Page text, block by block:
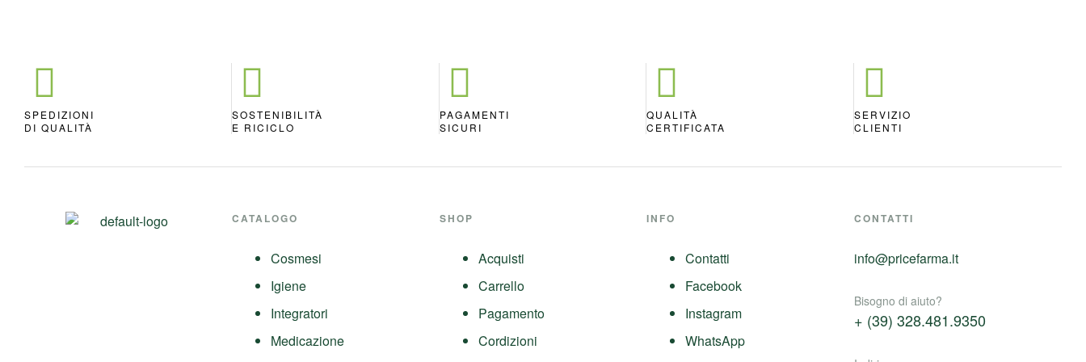
SPEDIZIONI
DI QUALITÀ
SOSTENIBILITÀ
E RICICLO
PAGAMENTI
SICURI
QUALITÀ
CERTIFICATA
SERVIZIO
CLIENTI
CATALOGO
Cosmesi
Igiene
Integratori
Medicazione
SHOP
Acquisti
Carrello
Pagamento
Cordizioni
INFO
Contatti
Facebook
Instagram
WhatsApp
CONTATTI
info@pricefarma.it
Bisogno di aiuto?
+ (39) 328.481.9350